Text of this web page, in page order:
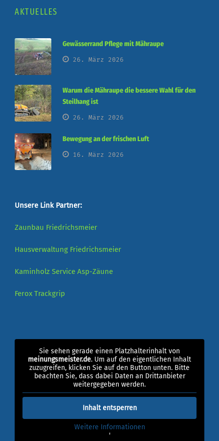
AKTUELLES
Gewässerrand Pflege mit Mähraupe
26. März 2026
Warum die Mähraupe die bessere Wahl für den
Steilhang ist
26. März 2026
Bewegung an der frischen Luft
16. März 2026
Unsere Link Partner:
Zaunbau Friedrichsmeier
Hausverwaltung Friedrichsmeier
Kaminholz Service Asp-Zäune
Ferox Trackgrip
Sie sehen gerade einen Platzhalterinhalt von
meinungsmeister.de. Um auf den eigentlichen Inhalt
zuzugreifen, klicken Sie auf den Button unten. Bitte
beachten Sie, dass dabei Daten an Drittanbieter
weitergegeben werden.
Inhalt entsperren
Weitere Informationen
'